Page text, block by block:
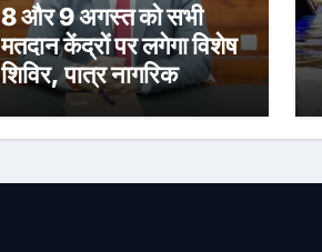
8 और 9 अगस्त को सभी
मतदान केंद्रों पर लगेगा विशेष
शिविर, पात्र नागरिक
फॉर्म-6 और फॉर्म-8 भरें:
उपायुक्त मनीष कुमार